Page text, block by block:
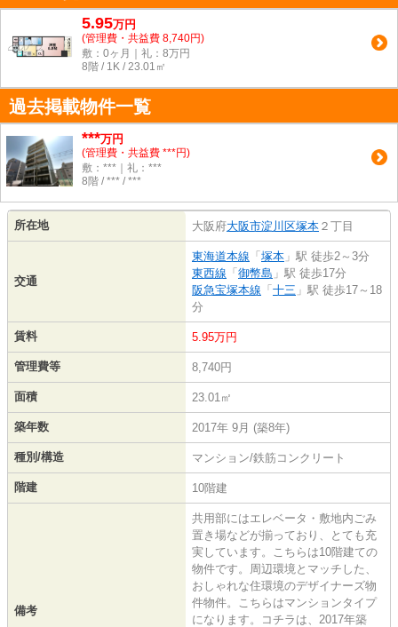
5.95万円
(管理費・共益費 8,740円)
敷：0ヶ月｜礼：8万円
8階 / 1K / 23.01㎡
過去掲載物件一覧
***万円
(管理費・共益費 ***円)
敷：***｜礼：***
8階 / *** / ***
所在地 大阪府大阪市淀川区塚本 ２丁目
交通
東海道本線 「 塚本 」駅 徒歩2～3分
東西線 「 御幣島 」駅 徒歩17分
阪急宝塚本線 「 十三 」駅 徒歩17～18
分
賃料 5.95万円
管理費等 8,740円
面積 23.01㎡
築年数 2017年 9月 (築8年)
種別/構造 マンション/鉄筋コンクリート
階建 10階建
備考
共用部にはエレベータ・敷地内ごみ
置き場などが揃っており、とても充
実しています。こちらは10階建ての
物件です。周辺環境とマッチした、
おしゃれな住環境のデザイナーズ物
件物件。こちらはマンションタイプ
になります。コチラは、2017年築